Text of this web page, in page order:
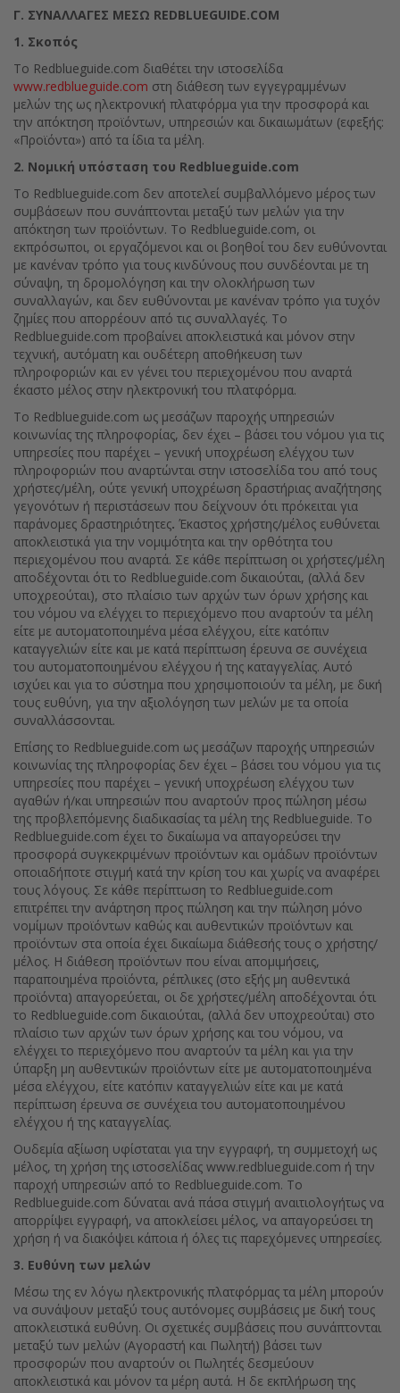
Γ. ΣΥΝΑΛΛΑΓΕΣ ΜΕΣΩ REDBLUEGUIDE.COM
1. Σκοπός
Το Redblueguide.com διαθέτει την ιστοσελίδα
www.redblueguide.com στη διάθεση των εγγεγραμμένων
μελών της ως ηλεκτρονική πλατφόρμα για την προσφορά και
την απόκτηση προϊόντων, υπηρεσιών και δικαιωμάτων (εφεξής:
«Προϊόντα») από τα ίδια τα μέλη.
2. Νομική υπόσταση του Redblueguide.com
Το Redblueguide.com δεν αποτελεί συμβαλλόμενο μέρος των
συμβάσεων που συνάπτονται μεταξύ των μελών για την
απόκτηση των προϊόντων. Το Redblueguide.com, οι
εκπρόσωποι, οι εργαζόμενοι και οι βοηθοί του δεν ευθύνονται
με κανέναν τρόπο για τους κινδύνους που συνδέονται με τη
σύναψη, τη δρομολόγηση και την ολοκλήρωση των
συναλλαγών, και δεν ευθύνονται με κανέναν τρόπο για τυχόν
ζημίες που απορρέουν από τις συναλλαγές. Το
Redblueguide.com προβαίνει αποκλειστικά και μόνον στην
τεχνική, αυτόματη και ουδέτερη αποθήκευση των
πληροφοριών και εν γένει του περιεχομένου που αναρτά
έκαστο μέλος στην ηλεκτρονική του πλατφόρμα.
Το Redblueguide.com ως μεσάζων παροχής υπηρεσιών
κοινωνίας της πληροφορίας, δεν έχει – βάσει του νόμου για τις
υπηρεσίες που παρέχει – γενική υποχρέωση ελέγχου των
πληροφοριών που αναρτώνται στην ιστοσελίδα του από τους
χρήστες/μέλη, ούτε γενική υποχρέωση δραστήριας αναζήτησης
γεγονότων ή περιστάσεων που δείχνουν ότι πρόκειται για
παράνομες δραστηριότητες. Έκαστος χρήστης/μέλος ευθύνεται
αποκλειστικά για την νομιμότητα και την ορθότητα του
περιεχομένου που αναρτά. Σε κάθε περίπτωση οι χρήστες/μέλη
αποδέχονται ότι το Redblueguide.com δικαιούται, (αλλά δεν
υποχρεούται), στο πλαίσιο των αρχών των όρων χρήσης και
του νόμου να ελέγχει το περιεχόμενο που αναρτούν τα μέλη
είτε με αυτοματοποιημένα μέσα ελέγχου, είτε κατόπιν
καταγγελιών είτε και με κατά περίπτωση έρευνα σε συνέχεια
του αυτοματοποιημένου ελέγχου ή της καταγγελίας. Αυτό
ισχύει και για το σύστημα που χρησιμοποιούν τα μέλη, με δική
τους ευθύνη, για την αξιολόγηση των μελών με τα οποία
συναλλάσσονται.
Επίσης το Redblueguide.com ως μεσάζων παροχής υπηρεσιών
κοινωνίας της πληροφορίας δεν έχει – βάσει του νόμου για τις
υπηρεσίες που παρέχει – γενική υποχρέωση ελέγχου των
αγαθών ή/και υπηρεσιών που αναρτούν προς πώληση μέσω
της προβλεπόμενης διαδικασίας τα μέλη της Redblueguide. Το
Redblueguide.com έχει το δικαίωμα να απαγορεύσει την
προσφορά συγκεκριμένων προϊόντων και ομάδων προϊόντων
οποιαδήποτε στιγμή κατά την κρίση του και χωρίς να αναφέρει
τους λόγους. Σε κάθε περίπτωση το Redblueguide.com
επιτρέπει την ανάρτηση προς πώληση και την πώληση μόνο
νομίμων προϊόντων καθώς και αυθεντικών προϊόντων και
προϊόντων στα οποία έχει δικαίωμα διάθεσής τους ο χρήστης/
μέλος. Η διάθεση προϊόντων που είναι απομιμήσεις,
παραποιημένα προϊόντα, ρέπλικες (στο εξής μη αυθεντικά
προϊόντα) απαγορεύεται, οι δε χρήστες/μέλη αποδέχονται ότι
το Redblueguide.com δικαιούται, (αλλά δεν υποχρεούται) στο
πλαίσιο των αρχών των όρων χρήσης και του νόμου, να
ελέγχει το περιεχόμενο που αναρτούν τα μέλη και για την
ύπαρξη μη αυθεντικών προϊόντων είτε με αυτοματοποιημένα
μέσα ελέγχου, είτε κατόπιν καταγγελιών είτε και με κατά
περίπτωση έρευνα σε συνέχεια του αυτοματοποιημένου
ελέγχου ή της καταγγελίας.
Ουδεμία αξίωση υφίσταται για την εγγραφή, τη συμμετοχή ως
μέλος, τη χρήση της ιστοσελίδας www.redblueguide.com ή την
παροχή υπηρεσιών από το Redblueguide.com. Tο
Redblueguide.com δύναται ανά πάσα στιγμή αναιτιολογήτως να
απορρίψει εγγραφή, να αποκλείσει μέλος, να απαγορεύσει τη
χρήση ή να διακόψει κάποια ή όλες τις παρεχόμενες υπηρεσίες.
3. Ευθύνη των μελών
Μέσω της εν λόγω ηλεκτρονικής πλατφόρμας τα μέλη μπορούν
να συνάψουν μεταξύ τους αυτόνομες συμβάσεις με δική τους
αποκλειστικά ευθύνη. Οι σχετικές συμβάσεις που συνάπτονται
μεταξύ των μελών (Αγοραστή και Πωλητή) βάσει των
προσφορών που αναρτούν οι Πωλητές δεσμεύουν
αποκλειστικά και μόνον τα μέρη αυτά. Η δε εκπλήρωση της